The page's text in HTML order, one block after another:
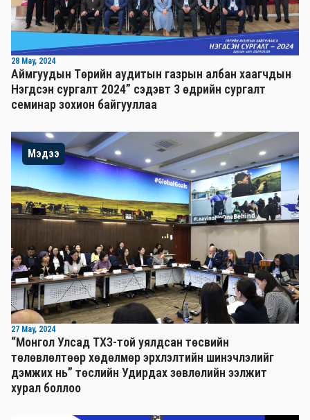
28 May, 2024
Аймгуудын Төрийн аудитын газрын албан хаагчдын
Нэгдсэн сургалт 2024” сэдэвт 3 өдрийн сургалт
семинар зохион байгууллаа
Мэдээ
27 May, 2024
“Монгол Улсад ТХЗ-той уялдсан төсвийн
төлөвлөлтөөр хөдөлмөр эрхлэлтийн шинэчлэлийг
дэмжих нь” төслийн Удирдах зөвлөлийн ээлжит
хурал боллоо